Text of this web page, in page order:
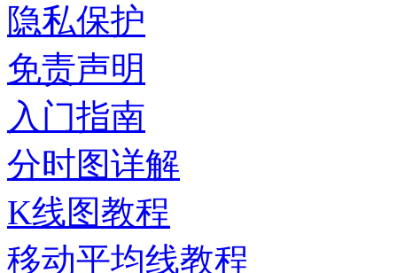
隐私保护
免责声明
入门指南
分时图详解
K线图教程
移动平均线教程